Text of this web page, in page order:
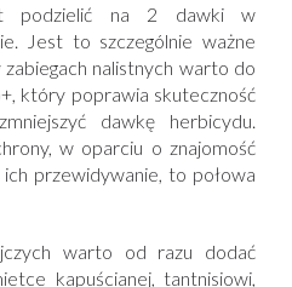
podzielić na 2 dawki w
Jest to szczególnie ważne
nalistnych warto do
który poprawia skuteczność
dawkę herbicydu.
w oparciu o znajomość
przewidywanie, to połowa
warto od razu dodać
kapuścianej, tantnisiowi,